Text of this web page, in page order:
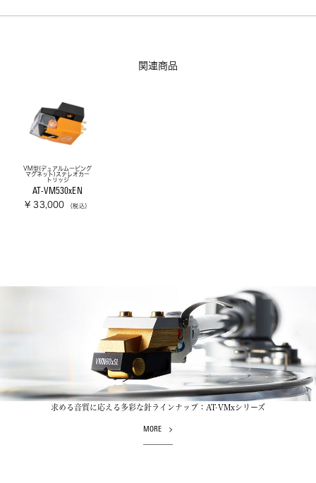
関連商品
VM型(デュアルムービング
マグネット)ステレオカー
トリッジ
AT-VM530xEN
¥ 33,000 （税込）
求める音質に応える多彩な針ラインナップ：AT-VMxシリーズ
MORE